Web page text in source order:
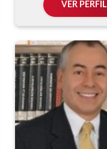
VER PERFIL